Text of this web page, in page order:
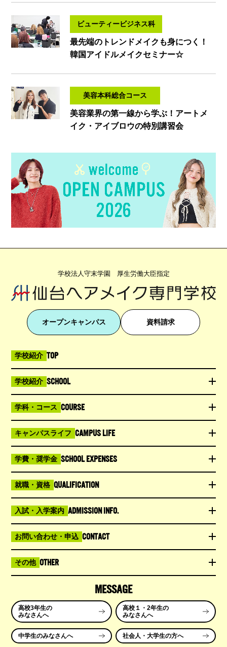
ビューティービジネス科
最先端のトレンドメイクも身につく！
韓国アイドルメイクセミナー☆
美容本科総合コース
美容業界の第一線から学ぶ！アートメ
イク・アイブロウの特別講習会
学校法人守末学園 厚生労働大臣指定
オープンキャンパス 資料請求
学校紹介 TOP
学校紹介 SCHOOL
学科・コース COURSE
キャンパスライフ CAMPUS LIFE
学費・奨学金 SCHOOL EXPENSES
就職・資格 QUALIFICATION
入試・入学案内 ADMISSION INFO.
お問い合わせ・申込 CONTACT
その他 OTHER
MESSAGE
高校3年生の
みなさんへ
高校１・2年生の
みなさんへ
中学生のみなさんへ 社会人・大学生の方へ